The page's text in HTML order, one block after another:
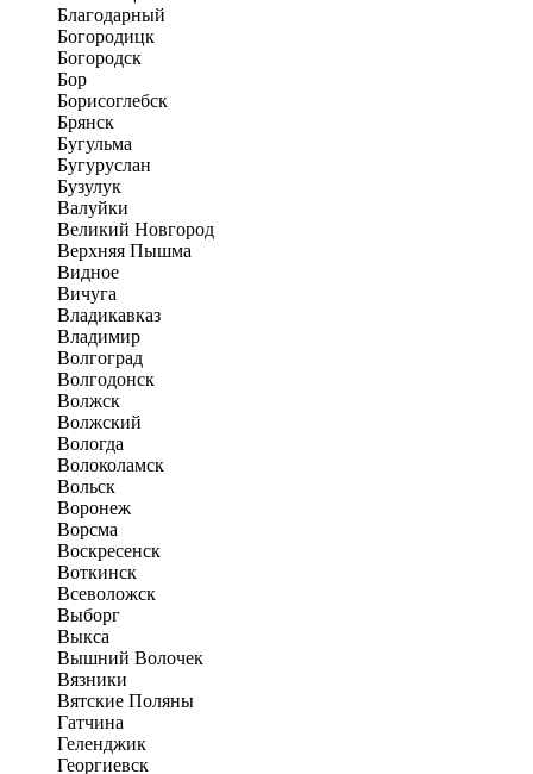
Благодарный
Богородицк
Богородск
Бор
Борисоглебск
Брянск
Бугульма
Бугуруслан
Бузулук
Валуйки
Великий Новгород
Верхняя Пышма
Видное
Вичуга
Владикавказ
Владимир
Волгоград
Волгодонск
Волжск
Волжский
Вологда
Волоколамск
Вольск
Воронеж
Ворсма
Воскресенск
Воткинск
Всеволожск
Выборг
Выкса
Вышний Волочек
Вязники
Вятские Поляны
Гатчина
Геленджик
Георгиевск